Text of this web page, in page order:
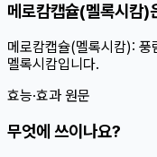
메로캄캡슐(멜록시캄)
메로캄캡슐(멜록시캄):
멜록시캄입니다.
효능·효과 원문
무엇에 쓰이나요?